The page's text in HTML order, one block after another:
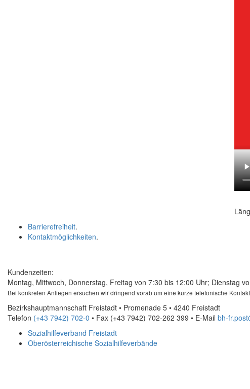
Barrierefreiheit.
Kontaktmöglichkeiten.
Kundenzeiten:
Montag, Mittwoch, Donnerstag, Freitag von 7:30 bis 12:00 Uhr; Dienstag
Bei konkreten Anliegen ersuchen wir dringend vorab um eine kurze telefonische
Bezirkshauptmannschaft Freistadt • Promenade 5 • 4240 Freistadt
Telefon (+43 7942) 702-0 • Fax (+43 7942) 702-262 399 • E-Mail bh-
Sozialhilfeverband Freistadt
Oberösterreichische Sozialhilfeverbände